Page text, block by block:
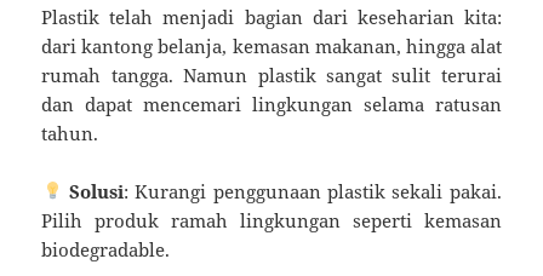
Plastik telah menjadi bagian dari keseharian kita:
dari kantong belanja, kemasan makanan, hingga alat
rumah tangga. Namun plastik sangat sulit terurai
dan dapat mencemari lingkungan selama ratusan
tahun.
Solusi: Kurangi penggunaan plastik sekali pakai.
Pilih produk ramah lingkungan seperti kemasan
biodegradable.